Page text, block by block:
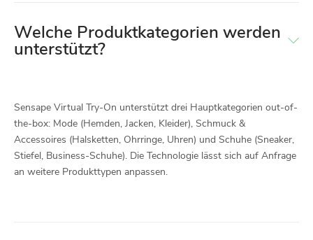
Welche Produktkategorien werden
unterstützt?
Sensape Virtual Try-On unterstützt drei Hauptkategorien out-of-
the-box: Mode (Hemden, Jacken, Kleider), Schmuck &
Accessoires (Halsketten, Ohrringe, Uhren) und Schuhe (Sneaker,
Stiefel, Business-Schuhe). Die Technologie lässt sich auf Anfrage
an weitere Produkttypen anpassen.